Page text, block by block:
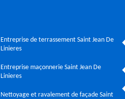
Entreprise de terrassement Saint Jean De
Linieres
Entreprise maçonnerie Saint Jean De
Linieres
Nettoyage et ravalement de façade Saint